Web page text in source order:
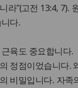
라”(고전 13:4, 7).
다.
육도 중요합니다
정점이었습니다.
비밀입니다. 자족